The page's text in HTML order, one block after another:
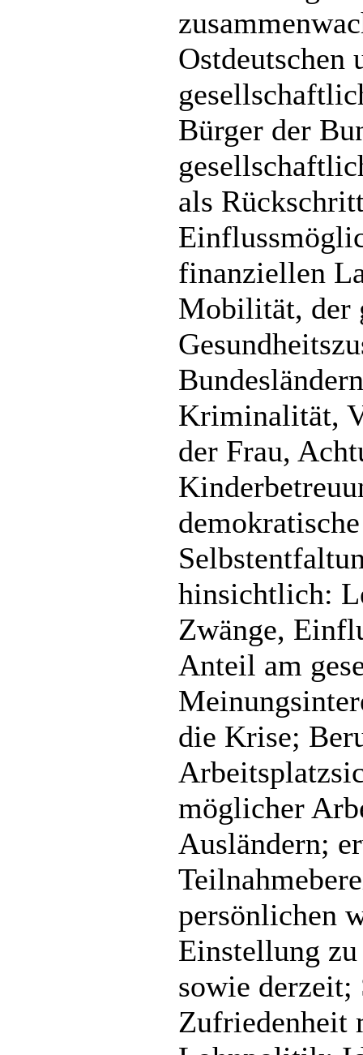
Ostdeutschen
Bürger der
als
finanziellen
Mobilität, der
Kriminalität,
der Frau,
hinsichtlich:
Zwänge,
Anteil am
die Krise;
möglicher
Ausländern;
persönlichen
Einstellung
sowie derzeit;
Zufriedenheit